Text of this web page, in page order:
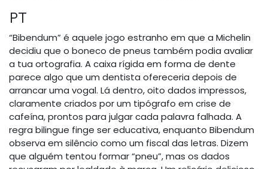
PT
“Bibendum” é aquele jogo estranho em que a Michelin
decidiu que o boneco de pneus também podia avaliar
a tua ortografia. A caixa rígida em forma de dente
parece algo que um dentista ofereceria depois de
arrancar uma vogal. Lá dentro, oito dados impressos,
claramente criados por um tipógrafo em crise de
cafeína, prontos para julgar cada palavra falhada. A
regra bilingue finge ser educativa, enquanto Bibendum
observa em silêncio como um fiscal das letras. Dizem
que alguém tentou formar “pneu”, mas os dados